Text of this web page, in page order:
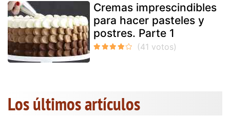
Cremas imprescindibles
para hacer pasteles y
postres. Parte 1
Los últimos artículos